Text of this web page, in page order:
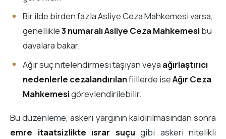
Bir ilde birden fazla Asliye Ceza Mahkemesi varsa,
genellikle3 numaralı Asliye Ceza Mahkemesibu
davalara bakar.
Ağır suç nitelendirmesi taşıyan veya ağırlaştırıcı
nedenlerle cezalandırılanfiillerde iseAğır Ceza
Mahkemesigörevlendirilebilir.
Bu düzenleme, askeri yargının kaldırılmasından sonra
emre itaatsizlikte ısrar suçu gibi askeri nitelikli